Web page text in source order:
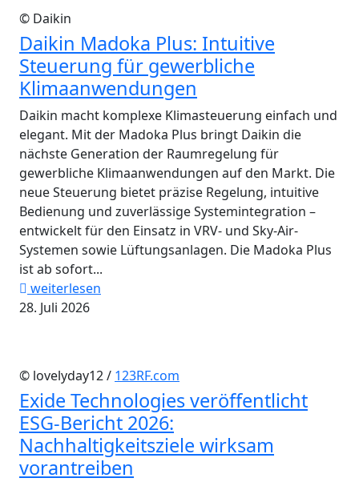
© Daikin
Daikin Madoka Plus: Intuitive
Steuerung für gewerbliche
Klimaanwendungen
Daikin macht komplexe Klimasteuerung einfach und
elegant. Mit der Madoka Plus bringt Daikin die
nächste Generation der Raumregelung für
gewerbliche Klimaanwendungen auf den Markt. Die
neue Steuerung bietet präzise Regelung, intuitive
Bedienung und zuverlässige Systemintegration –
entwickelt für den Einsatz in VRV- und Sky-Air-
Systemen sowie Lüftungsanlagen. Die Madoka Plus
ist ab sofort...
weiterlesen
28. Juli 2026
© lovelyday12 / 123RF.com
Exide Technologies veröffentlicht
ESG-Bericht 2026:
Nachhaltigkeitsziele wirksam
vorantreiben